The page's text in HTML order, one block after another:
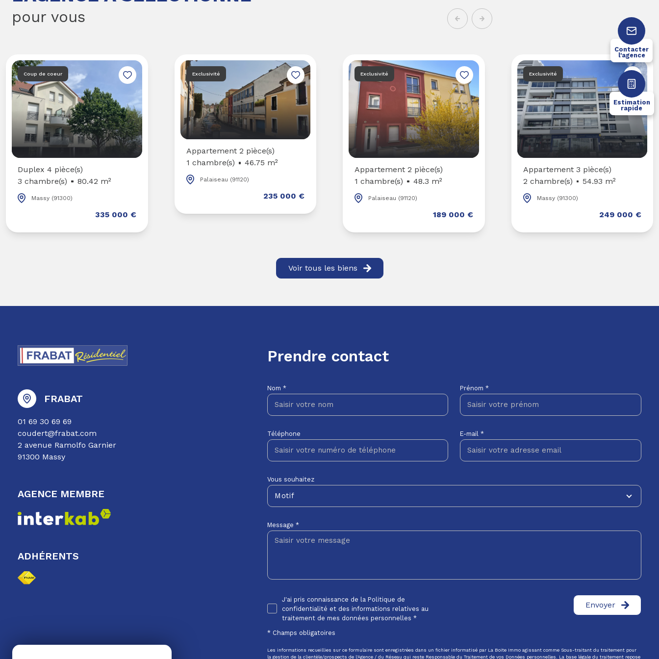
pour vous
Coup de coeur
Duplex 4 pièce(s)
3 chambre(s)
80.42 m²
Massy (91300)
335 000 €
Exclusivité
Appartement 2 pièce(s)
1 chambre(s)
46.75 m²
Palaiseau (91120)
235 000 €
Exclusivité
Appartement 2 pièce(s)
1 chambre(s)
48.3 m²
Palaiseau (91120)
189 000 €
Exclusivité
Appartement 3 pièce(s)
2 chambre(s)
54.93 m²
Massy (91300)
249 000 €
Voir tous les biens
Contacter
l'agence
Estimation
rapide
Prendre contact
Nom * Prénom *
Téléphone E-mail *
Vous souhaitez
Motif
Message *
J'ai pris connaissance de la Politique de
confidentialité et des informations relatives au
traitement de mes données personnelles *
* Champs obligatoires
Envoyer
Les informations recueillies sur ce formulaire sont enregistrées dans un fichier informatisé par La Boite Immo agissant comme Sous-traitant du traitement pour
la gestion de la clientèle/prospects de l'Agence / du Réseau qui reste Responsable du Traitement de vos Données personnelles. La base légale du traitement repose
FRABAT
01 69 30 69 69
coudert@frabat.com
2 avenue Ramolfo Garnier
91300 Massy
AGENCE MEMBRE
ADHÉRENTS